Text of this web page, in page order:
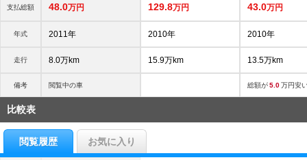
支払総額
年式
走行
備考
48.0万円
2011年
8.0万km
閲覧中の車
129.8万円
2010年
15.9万km
43.0万円
2010年
13.5万km
総額が5.0万円安
比較表
閲覧履歴 お気に入り